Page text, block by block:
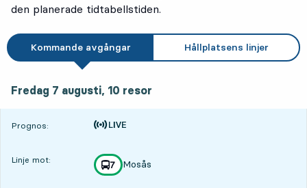
den planerade tidtabellstiden.
Kommande avgångar Hållplatsens linjer
Fredag 7 augusti, 10 resor
Prognos:
Tiden är prognos
Linje mot: linje
7
mot
Mosås
,